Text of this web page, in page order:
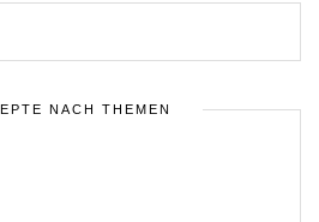
NACH THEMEN